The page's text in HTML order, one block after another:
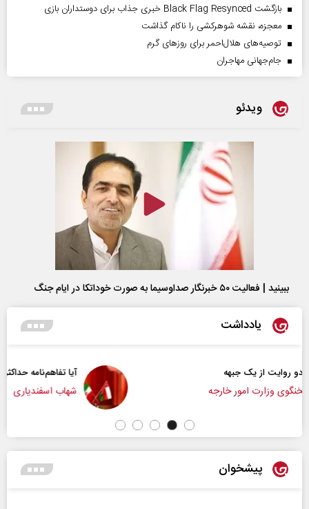
بازگشت Black Flag Resynced خبری جذاب برای دوستداران بازی
معجزه، نقشه شوهرکشی را ناکام گذاشت
توصیه‌های هلال‌احمر برای روز‌های گرم
جام‌جهانی مهاجران
ویدئو
ببینید | فعالیت ۵۰ خبرنگار صداوسیما به صورت خوداتکا در ایام جنگ
یادداشت
آیا تفاهم‌نامه حداکثر دستاورد راهبردی ایران بود؟
پیشخوان